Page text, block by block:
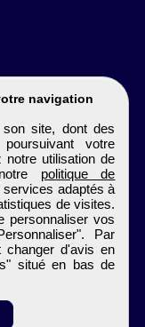
navigation
site, dont des
votre
utilisation de
politique de
adaptés à
de visites.
personnaliser vos
Par
changer d'avis en
situé en bas de